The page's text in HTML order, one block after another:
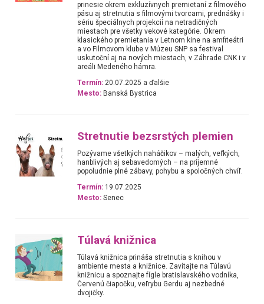
prinesie okrem exkluzívnych premietaní z filmového
pásu aj stretnutia s filmovými tvorcami, prednášky i
sériu špeciálnych projekcií na netradičných
miestach pre všetky vekové kategórie. Okrem
klasického premietania v Letnom kine na amfiteátri
a vo Filmovom klube v Múzeu SNP sa festival
uskutoční aj na nových miestach, v Záhrade CNK i v
areáli Medeného hámra.
Termín: 20.07.2025 a ďalšie
Mesto: Banská Bystrica
Stretnutie bezsrstých plemien
Pozývame všetkých naháčikov – malých, veľkých,
hanblivých aj sebavedomých – na príjemné
popoludnie plné zábavy, pohybu a spoločných chvíľ.
Termín: 19.07.2025
Mesto: Senec
Túlavá knižnica
Túlavá knižnica prináša stretnutia s knihou v
ambiente mesta a knižnice. Zavítajte na Túlavú
knižnicu a spoznajte fígle bratislavského vodníka,
Červenú čiapočku, veľrybu Gerdu aj nezbedné
dvojičky.